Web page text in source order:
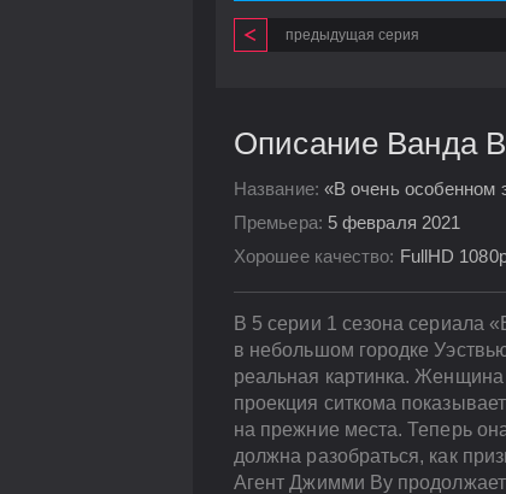
предыдущая серия
Описание Ванда
Название: «В очень особенном
Премьера: 5 февраля 2021
Хорошее качество: FullHD
В 5 серии 1 сезона сериала
в небольшом городке
реальная картинка.
проекция ситкома
на прежние места. Теперь
должна разобраться, как
Агент Джимми Ву